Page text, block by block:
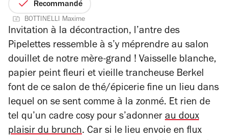
4
étoiles
Recommandé
BOTTINELLI Maxime
Invitation à la décontraction, l’antre des
Pipelettes ressemble à s’y méprendre au salon
douillet de notre mère-grand ! Vaisselle blanche,
papier peint fleuri et vieille trancheuse Berkel
font de ce salon de thé/épicerie fine un lieu dans
lequel on se sent comme à la zonmé. Et rien de
tel qu’un cadre cosy pour s’adonner au doux
plaisir du brunch. Car si le lieu envoie en flux